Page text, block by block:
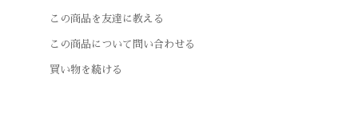
この商品を友達に教える
この商品について問い合わせる
買い物を続ける